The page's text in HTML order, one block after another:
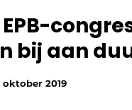
/ Cookie statement
aanmelden
bij aan
oktober 2019